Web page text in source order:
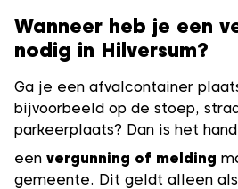
Wanneer heb je een
nodig in Hilversum?
Ga je een afvalcontainer
bijvoorbeeld op de stoep,
parkeerplaats? Dan is het
een vergunning of melding
gemeente. Dit geldt alleen